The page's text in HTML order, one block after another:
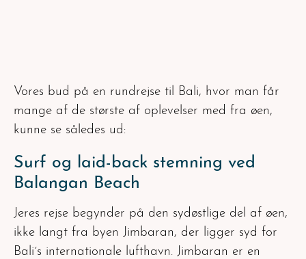
Vores bud på en rundrejse til Bali, hvor man får
mange af de største af oplevelser med fra øen,
kunne se således ud:
Surf og laid-back stemning ved
Balangan Beach
Jeres rejse begynder på den sydøstlige del af øen,
ikke langt fra byen Jimbaran, der ligger syd for
Bali´s internationale lufthavn. Jimbaran er en